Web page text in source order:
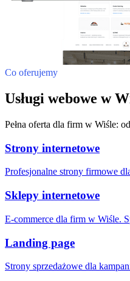
Co oferujemy
Usługi webowe w
Pełna oferta dla firm w Wiśle:
Strony internetowe
Profesjonalne strony firmowe
Sklepy internetowe
E-commerce dla firm w Wiśle.
Landing page
Strony sprzedażowe dla